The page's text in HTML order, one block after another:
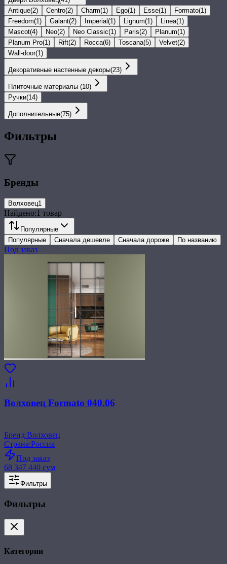
Antique(2) Centro(2) Charm(1) Ego(1) Esse(1) Formato(1)
Freedom(1) Galant(2) Imperial(1) Lignum(1) Linea(1)
Mascot(4) Neo(2) Neo Classic(1) Paris(2) Planum(1)
Planum Pro(1) Rift(2) Rocca(6) Toscana(5) Velvet(2)
Wall-door(1)
Декоративные настенные декоры(23)
Плиточные материалы (10)
Ручки(14)
Дополнительные(75)
Фильтры
Бренды
Волховец1
Найдено:1 товар
Популярные
Популярные
Сначала дешевле Сначала дороже По названию
Под заказ
Волховец Formato 040.06
Бренд:Волховец
Страна:Россия
Под заказ
68 347 440 сум
Фильтры
Фильтры
Категории